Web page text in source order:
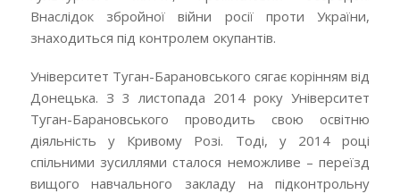
Внаслідок збройної війни росії проти України,
знаходиться під контролем окупантів.
Університет Туган-Барановського сягає корінням від
Донецька. З 3 листопада 2014 року Університет
Туган-Барановського проводить свою освітню
діяльність у Кривому Розі. Тоді, у 2014 році
спільними зусиллями сталося неможливе – переїзд
вищого навчального закладу на підконтрольну